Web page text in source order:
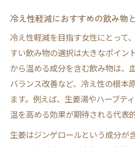
冷え性軽減におすすめの飲み物
冷え性軽減を目指す女性にとって
すい飲み物の選択は大きなポイン
から温める成分を含む飲み物は、
バランス改善など、冷え性の根本
ます。例えば、生姜湯やハーブテ
温を高める効果が期待される代表
生姜はジンゲロールという成分が